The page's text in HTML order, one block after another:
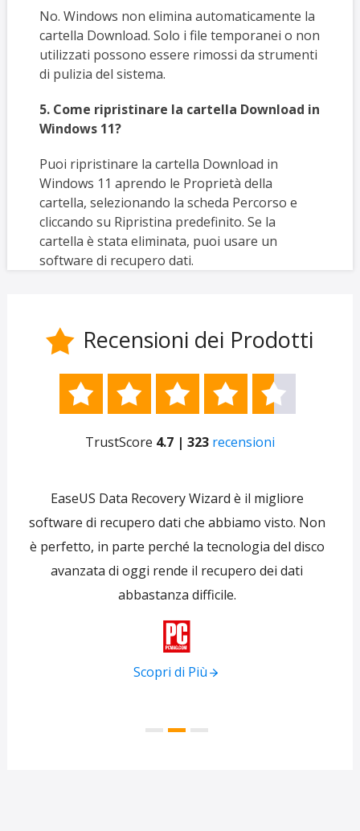
No. Windows non elimina automaticamente la
cartella Download. Solo i file temporanei o non
utilizzati possono essere rimossi da strumenti
di pulizia del sistema.
5. Come ripristinare la cartella Download in
Windows 11?
Puoi ripristinare la cartella Download in
Windows 11 aprendo le Proprietà della
cartella, selezionando la scheda Percorso e
cliccando su Ripristina predefinito. Se la
cartella è stata eliminata, puoi usare un
software di recupero dati.
 Recensioni dei Prodotti
    
TrustScore 4.7 | 323 recensioni
EaseUS Data Recovery Wizard è il migliore
software di recupero dati che abbiamo visto. Non
è perfetto, in parte perché la tecnologia del disco
avanzata di oggi rende il recupero dei dati
abbastanza difficile.

Scopri di Più